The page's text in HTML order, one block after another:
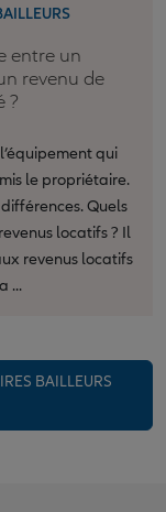
entre un
revenu de
?
qui
le propriétaire.
Quels
locatifs ? Il
revenus locatifs
...
BAILLEURS